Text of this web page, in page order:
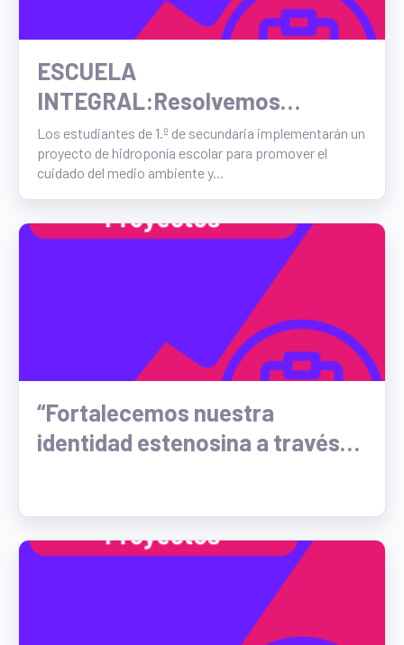
ESCUELA
INTEGRAL:Resolvemos
problemas matemáticos a
partir de un proyecto de
hidroponía escolar
Los estudiantes de 1.º de secundaria implementarán un
proyecto de hidroponía escolar para promover el
cuidado del medio ambiente y...
“Fortalecemos nuestra
identidad estenosina a través
una velada literaria de poesía